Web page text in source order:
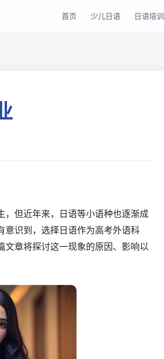
首页 少儿日语 日语培训
，但近年来，日语等小语种也逐渐成
意识到，选择日语作为高考外语科
文章将探讨这一现象的原因、影响以